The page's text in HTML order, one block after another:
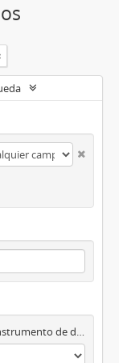
Instrumento de descripción